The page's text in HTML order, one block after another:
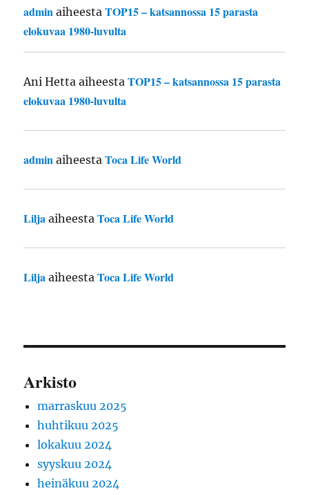
admin aiheestaTOP15 – katsannossa 15 parasta
elokuvaa 1980-luvulta
Ani Hetta aiheestaTOP15 – katsannossa 15 parasta
elokuvaa 1980-luvulta
admin aiheestaToca Life World
Lilja aiheestaToca Life World
Lilja aiheestaToca Life World
Arkisto
marraskuu 2025
huhtikuu 2025
lokakuu 2024
syyskuu 2024
heinäkuu 2024